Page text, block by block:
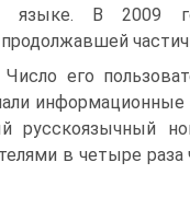
В 2009
его
в четыре